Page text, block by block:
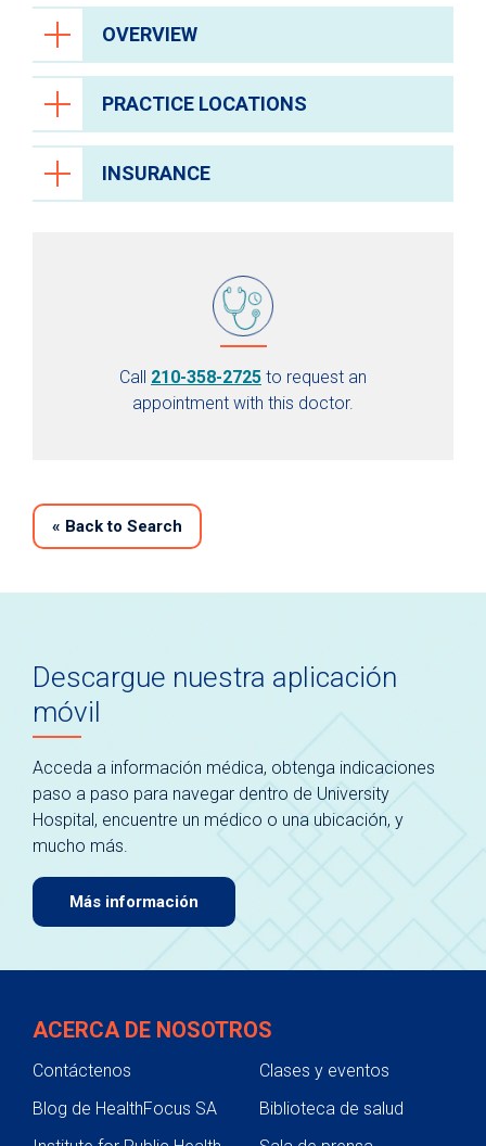
OVERVIEW
PRACTICE LOCATIONS
INSURANCE
Call 210-358-2725 to request an
appointment with this doctor.
« Back to Search
Descargue nuestra aplicación
móvil
Acceda a información médica, obtenga indicaciones
paso a paso para navegar dentro de University
Hospital, encuentre un médico o una ubicación, y
mucho más.
Más información
ACERCA DE NOSOTROS
Contáctenos
Clases y eventos
Blog de HealthFocus SA
Biblioteca de salud